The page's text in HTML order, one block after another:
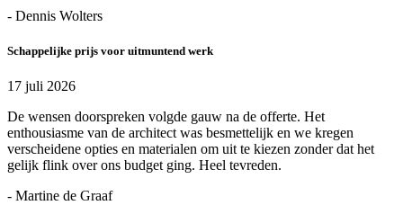
- Dennis Wolters
Schappelijke prijs voor uitmuntend werk
17 juli 2026
De wensen doorspreken volgde gauw na de offerte. Het
enthousiasme van de architect was besmettelijk en we kregen
verscheidene opties en materialen om uit te kiezen zonder dat het
gelijk flink over ons budget ging. Heel tevreden.
- Martine de Graaf